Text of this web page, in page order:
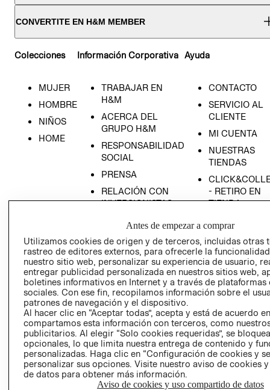
CONVERTITE EN H&M MEMBER
Colecciones
MUJER
HOMBRE
NIÑOS
HOME
Información Corporativa
TRABAJAR EN
H&M
ACERCA DEL
GRUPO H&M
RESPONSABILIDAD
SOCIAL
PRENSA
RELACIÓN CON
INVERSIONISTAS
POLÍTICA
EMPRESARIAL
Ayuda
CONTACTO
SERVICIO AL
CLIENTE
MI CUENTA
NUESTRAS
TIENDAS
- RETIRO EN
TIENDA
CONDICIONES
AVISO DE
PRIVACIDAD
GIFT CARD
AVISO DE
Antes de empezar a comprar
Utilizamos cookies de origen y de terceros, incluidas otras
rastreo de editores externos, para ofrecerle la
nuestro sitio web, personalizar su experiencia de usuario,
entregar publicidad personalizada en nuestros sitios web,
boletines informativos en Internet y a través de plataformas
sociales. Con ese fin, recopilamos información sobre el
patrones de navegación y el dispositivo.
Al hacer clic en “Aceptar todas”, acepta y está de acuerdo
compartamos esta información con terceros, como
publicitarios. Al elegir “Solo cookies requeridas”, se
opcionales, lo que limita nuestra entrega de contenido y
personalizadas. Haga clic en “Configuración de cookies y
personalizar sus opciones. Visite nuestro aviso de cookies
de datos para obtener más información.
Aviso de cookies y uso compartido de datos